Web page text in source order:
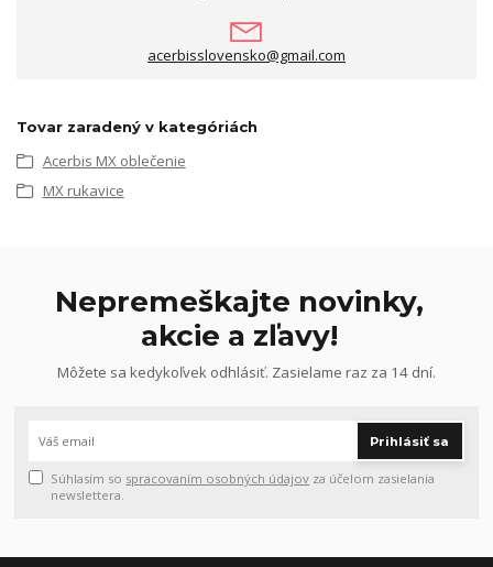
acerbisslovensko@gmail.com
Tovar zaradený v kategóriách
Acerbis MX oblečenie
MX rukavice
Nepremeškajte novinky,
akcie a zľavy!
Môžete sa kedykoľvek odhlásiť. Zasielame raz za 14 dní.
Prihlásiť sa
Súhlasím so spracovaním osobných údajov za účelom zasielania
newslettera.